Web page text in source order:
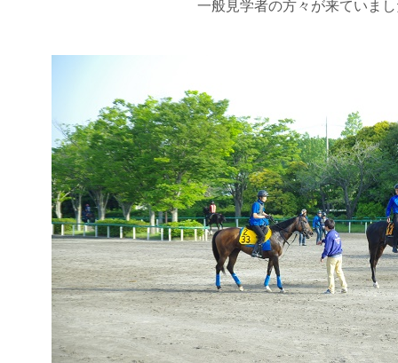
一般見学者の方々が来ていま